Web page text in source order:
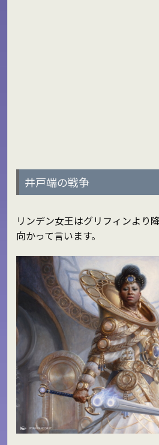
井戸端の戦争
リンデン女王はグリフィンより
向かって言います。